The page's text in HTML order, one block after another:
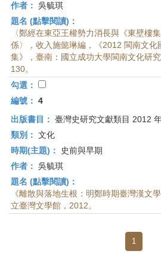
作者： 吳毓琪
題名 (點擊閱讀)：
〈鄭經在東亞王權勢力消長與《東壁樓
係〉，收入施懿琳編，《2012 閩南文化
集》，臺南：國立成功大學閩南文化研
130。
勾選：
編號： 4
出版書目： 臺灣史研究文獻類目 2012
類別： 文化
時期(主題)：
史前與早期
作者： 吳毓琪
題名 (點擊閱讀)：
《離散與落地生根：明鄭時期臺灣漢文
立臺灣文學館，2012。
1